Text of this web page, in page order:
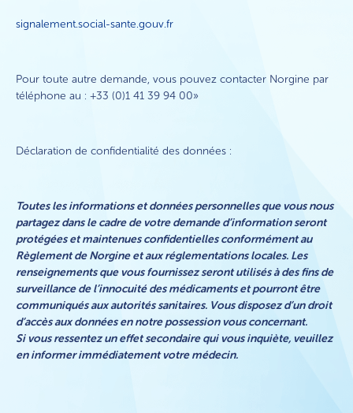
signalement.social-sante.gouv.fr
Pour toute autre demande, vous pouvez contacter Norgine par
téléphone au : +33 (0)1 41 39 94 00»
Déclaration de confidentialité des données :
Toutes les informations et données personnelles que vous nous
partagez dans le cadre de votre demande d’information seront
protégées et maintenues confidentielles conformément au
Règlement de Norgine et aux réglementations locales. Les
renseignements que vous fournissez seront utilisés à des fins de
surveillance de l’innocuité des médicaments et pourront être
communiqués aux autorités sanitaires. Vous disposez d’un droit
d’accès aux données en notre possession vous concernant.
Si vous ressentez un effet secondaire qui vous inquiète, veuillez
en informer immédiatement votre médecin.